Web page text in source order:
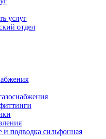
услуг
отдел
и подводка сильфонная